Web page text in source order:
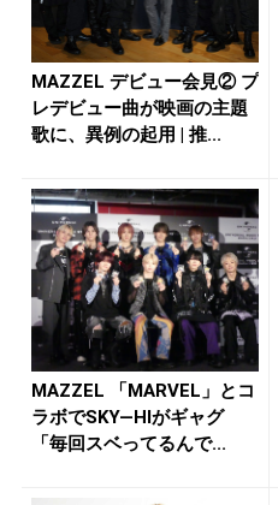
MAZZEL デビュー会見② プ
レデビュー曲が映画の主題
歌に、異例の起用 | 推...
MAZZEL 「MARVEL」とコ
ラボでSKY―HIがギャグ
「毎回スベってるんで...